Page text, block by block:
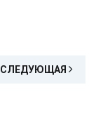
СЛЕДУЮЩАЯ